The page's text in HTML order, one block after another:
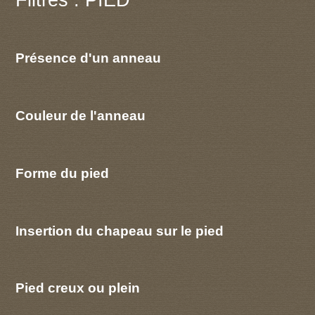
Présence d'un anneau
Couleur de l'anneau
Forme du pied
Insertion du chapeau sur le pied
Pied creux ou plein